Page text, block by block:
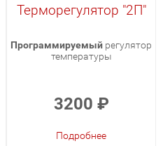
Терморегулятор "2П"
Программируемый регулятор
температуры
3200 ₽
Подробнее